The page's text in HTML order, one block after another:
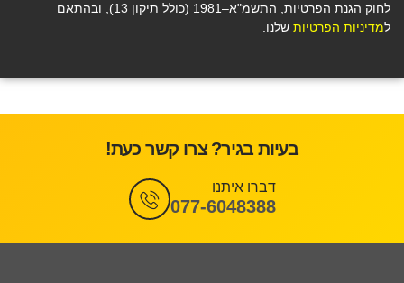
לחוק הגנת הפרטיות, התשמ"א–1981 (כולל תיקון 13), ובהתאם
למדיניות הפרטיות שלנו.
בעיות בגיר? צרו קשר כעת!
דברו איתנו
077-6048388